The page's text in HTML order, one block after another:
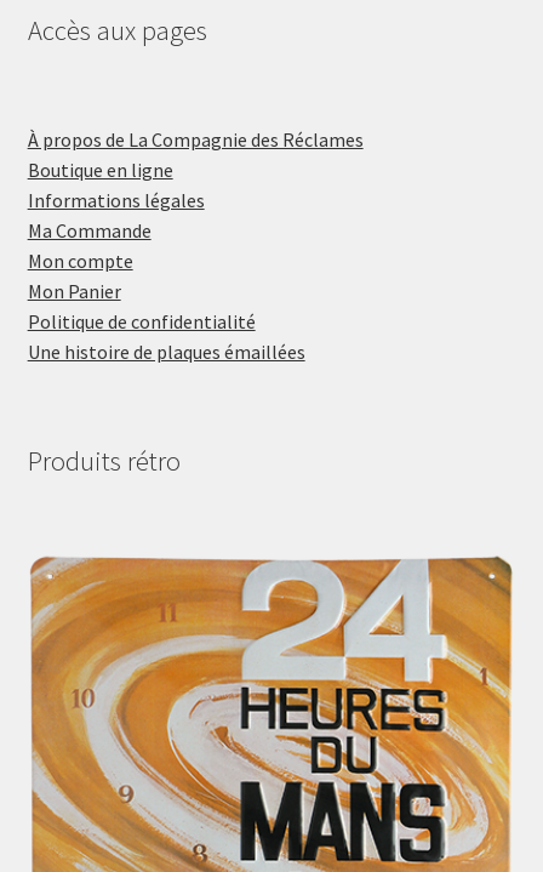
Accès aux pages
À propos de La Compagnie des Réclames
Boutique en ligne
Informations légales
Ma Commande
Mon compte
Mon Panier
Politique de confidentialité
Une histoire de plaques émaillées
Produits rétro